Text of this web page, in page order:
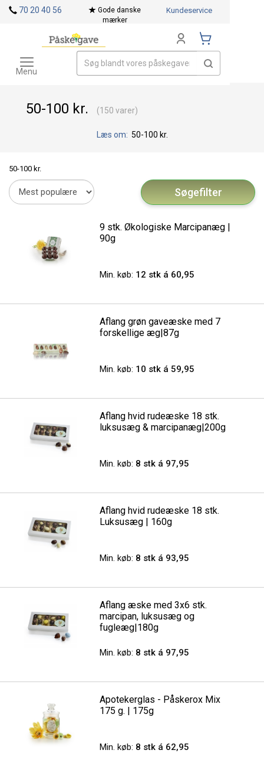
50-100 kr. (150 varer)
Læs om: 50-100 kr.
50-100 kr.
Søgefilter
9 stk. Økologiske Marcipanæg |
90g
Min. køb: 12 stk á 60,95
Aflang grøn gaveæske med 7
forskellige æg|87g
Min. køb: 10 stk á 59,95
Aflang hvid rudeæske 18 stk.
luksusæg & marcipanæg|200g
Min. køb: 8 stk á 97,95
Aflang hvid rudeæske 18 stk.
Luksusæg | 160g
Min. køb: 8 stk á 93,95
Aflang æske med 3x6 stk.
marcipan, luksusæg og
fugleæg|180g
Min. køb: 8 stk á 97,95
Apotekerglas - Påskerox Mix
175 g. | 175g
Min. køb: 8 stk á 62,95
70 20 40 56
Gode danske
mærker
Kundeservice
Toggle
navigation
Menu
Mærker